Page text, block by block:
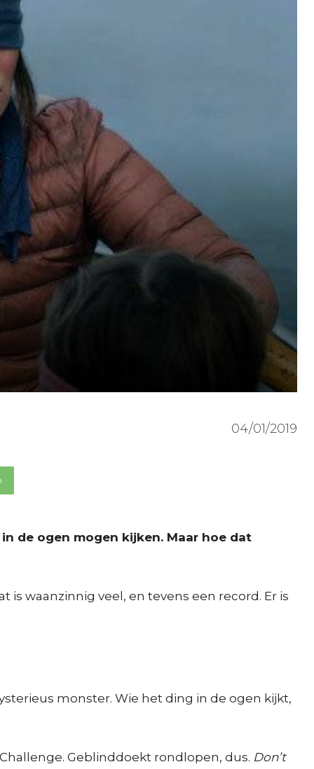
04/01/2019
de ogen mogen kijken. Maar hoe dat
is waanzinnig veel, en tevens een record. Er is
monster. Wie het ding in de ogen kijkt,
Geblinddoekt rondlopen, dus. Don’t